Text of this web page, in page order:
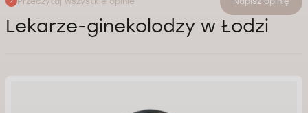
Lekarze-ginekolodzy w Łodzi